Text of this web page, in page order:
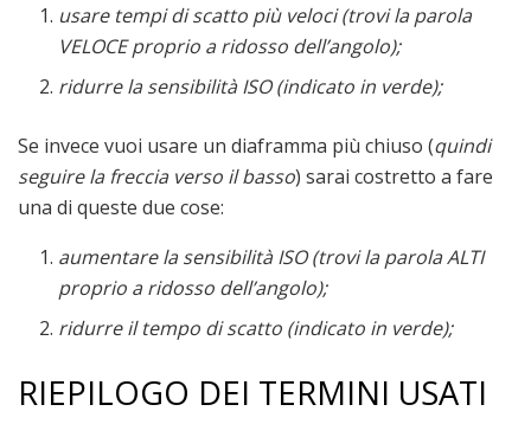
usare tempi di scatto più veloci (trovi la parola
VELOCE proprio a ridosso dell’angolo);
ridurre la sensibilità ISO (indicato in verde);
Se invece vuoi usare un diaframma più chiuso (quindi
seguire la freccia verso il basso) sarai costretto a fare
una di queste due cose:
aumentare la sensibilità ISO (trovi la parola ALTI
proprio a ridosso dell’angolo);
ridurre il tempo di scatto (indicato in verde);
RIEPILOGO DEI TERMINI USATI